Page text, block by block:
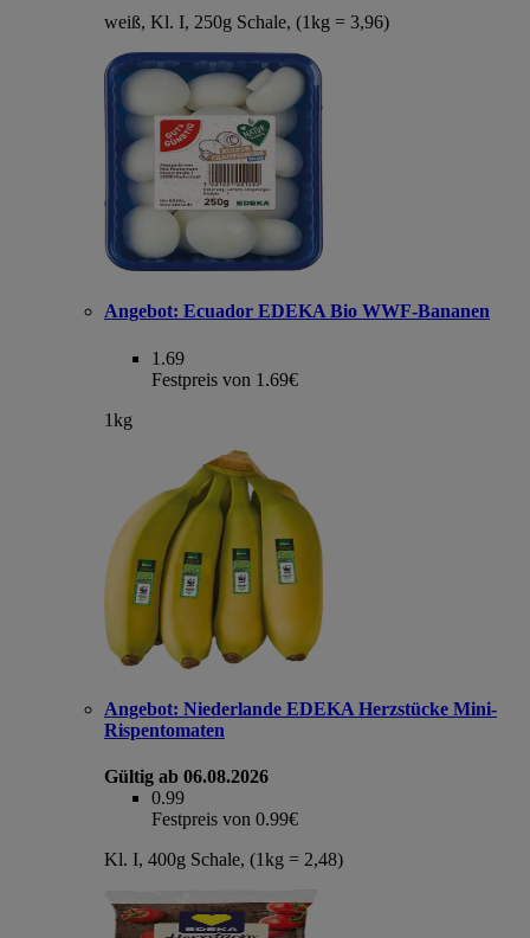
weiß, Kl. I, 250g Schale, (1kg = 3,96)
Angebot: Ecuador EDEKA Bio WWF-Bananen
1.69
Festpreis von 1.69€
1kg
Angebot: Niederlande EDEKA Herzstücke Mini-
Rispentomaten
Gültig ab 06.08.2026
0.99
Festpreis von 0.99€
Kl. I, 400g Schale, (1kg = 2,48)